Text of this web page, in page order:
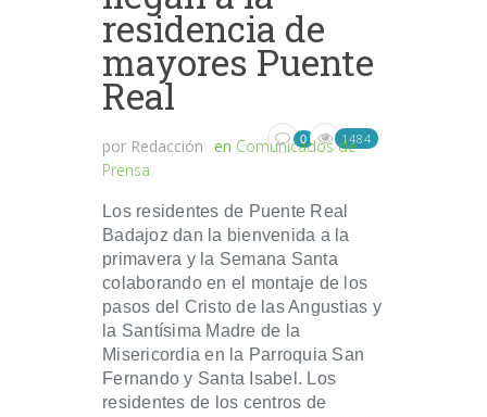
residencia de
mayores Puente
Real
por Redacción en Comunicados de
Prensa
0 1484
Los residentes de Puente Real
Badajoz dan la bienvenida a la
primavera y la Semana Santa
colaborando en el montaje de los
pasos del Cristo de las Angustias y
la Santísima Madre de la
Misericordia en la Parroquia San
Fernando y Santa Isabel. Los
residentes de los centros de